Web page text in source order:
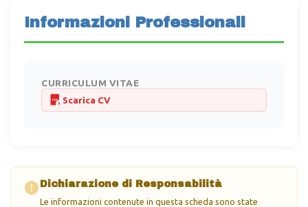
Informazioni Professionali
CURRICULUM VITAE
PDF Scarica CV
Dichiarazione di Responsabilità
Le informazioni contenute in questa scheda sono state